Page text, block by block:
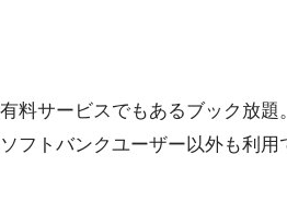
料サービスでもあるブック放題
フトバンクユーザー以外も利用